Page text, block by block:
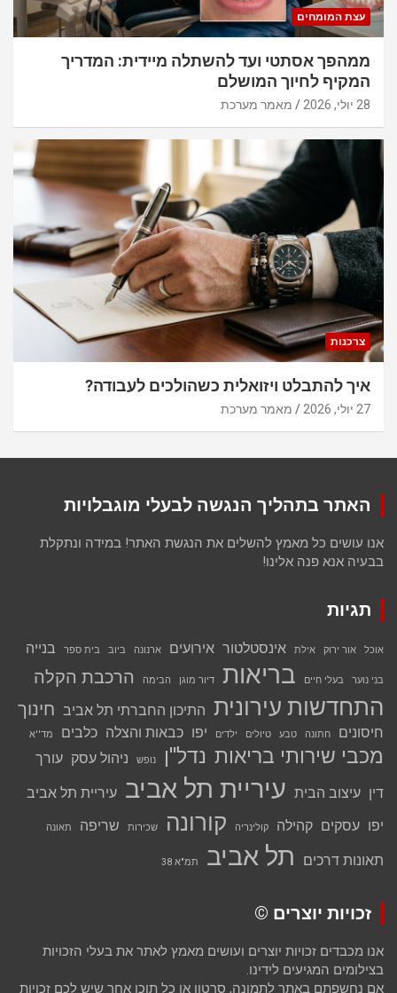
עצת המומחים
ממהפך אסתטי ועד להשתלה מיידית: המדריך
המקיף לחיוך המושלם
28 יולי, 2026 מאמר מערכת
צרכנות
איך להתבלט ויזואלית כשהולכים לעבודה?
27 יולי, 2026 מאמר מערכת
האתר בתהליך הנגשה לבעלי מוגבלויות
אנו עושים כל מאמץ להשלים את הנגשת האתר! במידה ונתקלת
בבעיה אנא פנה אלינו!
תגיות
אוכל אור ירוק אילת אינסטלטור אירועים ארנונה ביוב בית ספר בנייה
בני נוער בעלי חיים בריאות דיור מוגן הבימה הרכבת הקלה
התחדשות עירונית התיכון החברתי תל אביב חינוך
חיסונים חתונה טבע טיולים ילדים יפו כבאות והצלה כלבים מד''א
מכבי שירותי בריאות נדל''ן נופש ניהול עסק עורך
דין עיצוב הבית עיריית תל אביב עיריית תל אביב
יפו עסקים קהילה קולינריה קורונה שכירות שריפה תאונה
תאונות דרכים תל אביב תמ"א 38
זכויות יוצרים ©
אנו מכבדים זכויות יוצרים ועושים מאמץ לאתר את בעלי הזכויות
בצילומים המגיעים לידינו.
אם נחשפתם באתר לתמונה, סרטון או כל תוכן אחר שיש לכם זכויות